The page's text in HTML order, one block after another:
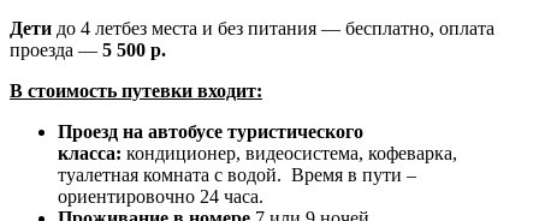
Дети до 4 летбез места и без питания — бесплатно, оплата
проезда — 5 500 р.
В стоимость путевки входит:
Проезд на автобусе туристического
класса: кондиционер, видеосистема, кофеварка,
туалетная комната с водой. Время в пути –
ориентировочно 24 часа.